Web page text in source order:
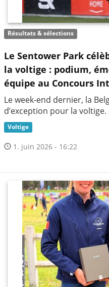
Résultats & sélections
Le Sentower Park
la voltige : podium,
équipe au Concours
Le week-end dernier, la
d’exception pour la voltige.
Voltige
1. juin 2026 - 16:22